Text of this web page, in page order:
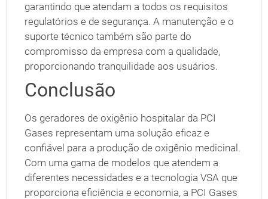
garantindo que atendam a todos os requisitos
regulatórios e de segurança. A manutenção e o
suporte técnico também são parte do
compromisso da empresa com a qualidade,
proporcionando tranquilidade aos usuários.
Conclusão
Os geradores de oxigênio hospitalar da PCI
Gases representam uma solução eficaz e
confiável para a produção de oxigênio medicinal.
Com uma gama de modelos que atendem a
diferentes necessidades e a tecnologia VSA que
proporciona eficiência e economia, a PCI Gases